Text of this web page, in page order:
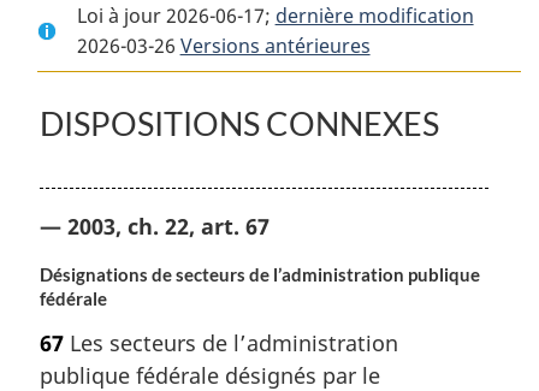
:
Loi
sur
la
gestion
finances
publiques
complet
:
Loi
sur
la
des
finances
complet
:
Loi
sur
la
des
Loi à jour 2026-06-17; dernière modification
2026-03-26 Versions antérieures
DISPOSITIONS CONNEXES
— 2003, ch. 22, art. 67
Désignations de secteurs de l’administration publique
fédérale
67 Les secteurs de l’administration
publique fédérale désignés par le